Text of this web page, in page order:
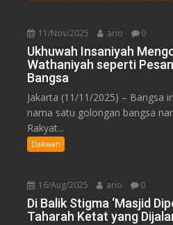
11/Nov/2025 ario 0
Ukhuwah Insaniyah
Wathaniyah seperti
Bangsa
Jakarta (11/11/2025) – Bangsa
nama satu golongan bangsa
Rakyat...
Dakwah
16/Aug/2025 ario 0
Di Balik Stigma ‘Masjid
Taharah Ketat yang